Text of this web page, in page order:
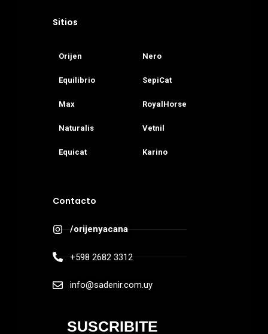
Sitios
Orijen
Equilibrio
Max
Naturalis
Equicat
Nero
SepiCat
RoyalHorse
Vetnil
Karino
Contacto
/orijenyacana
+598 2682 3312
info@sadenir.com.uy